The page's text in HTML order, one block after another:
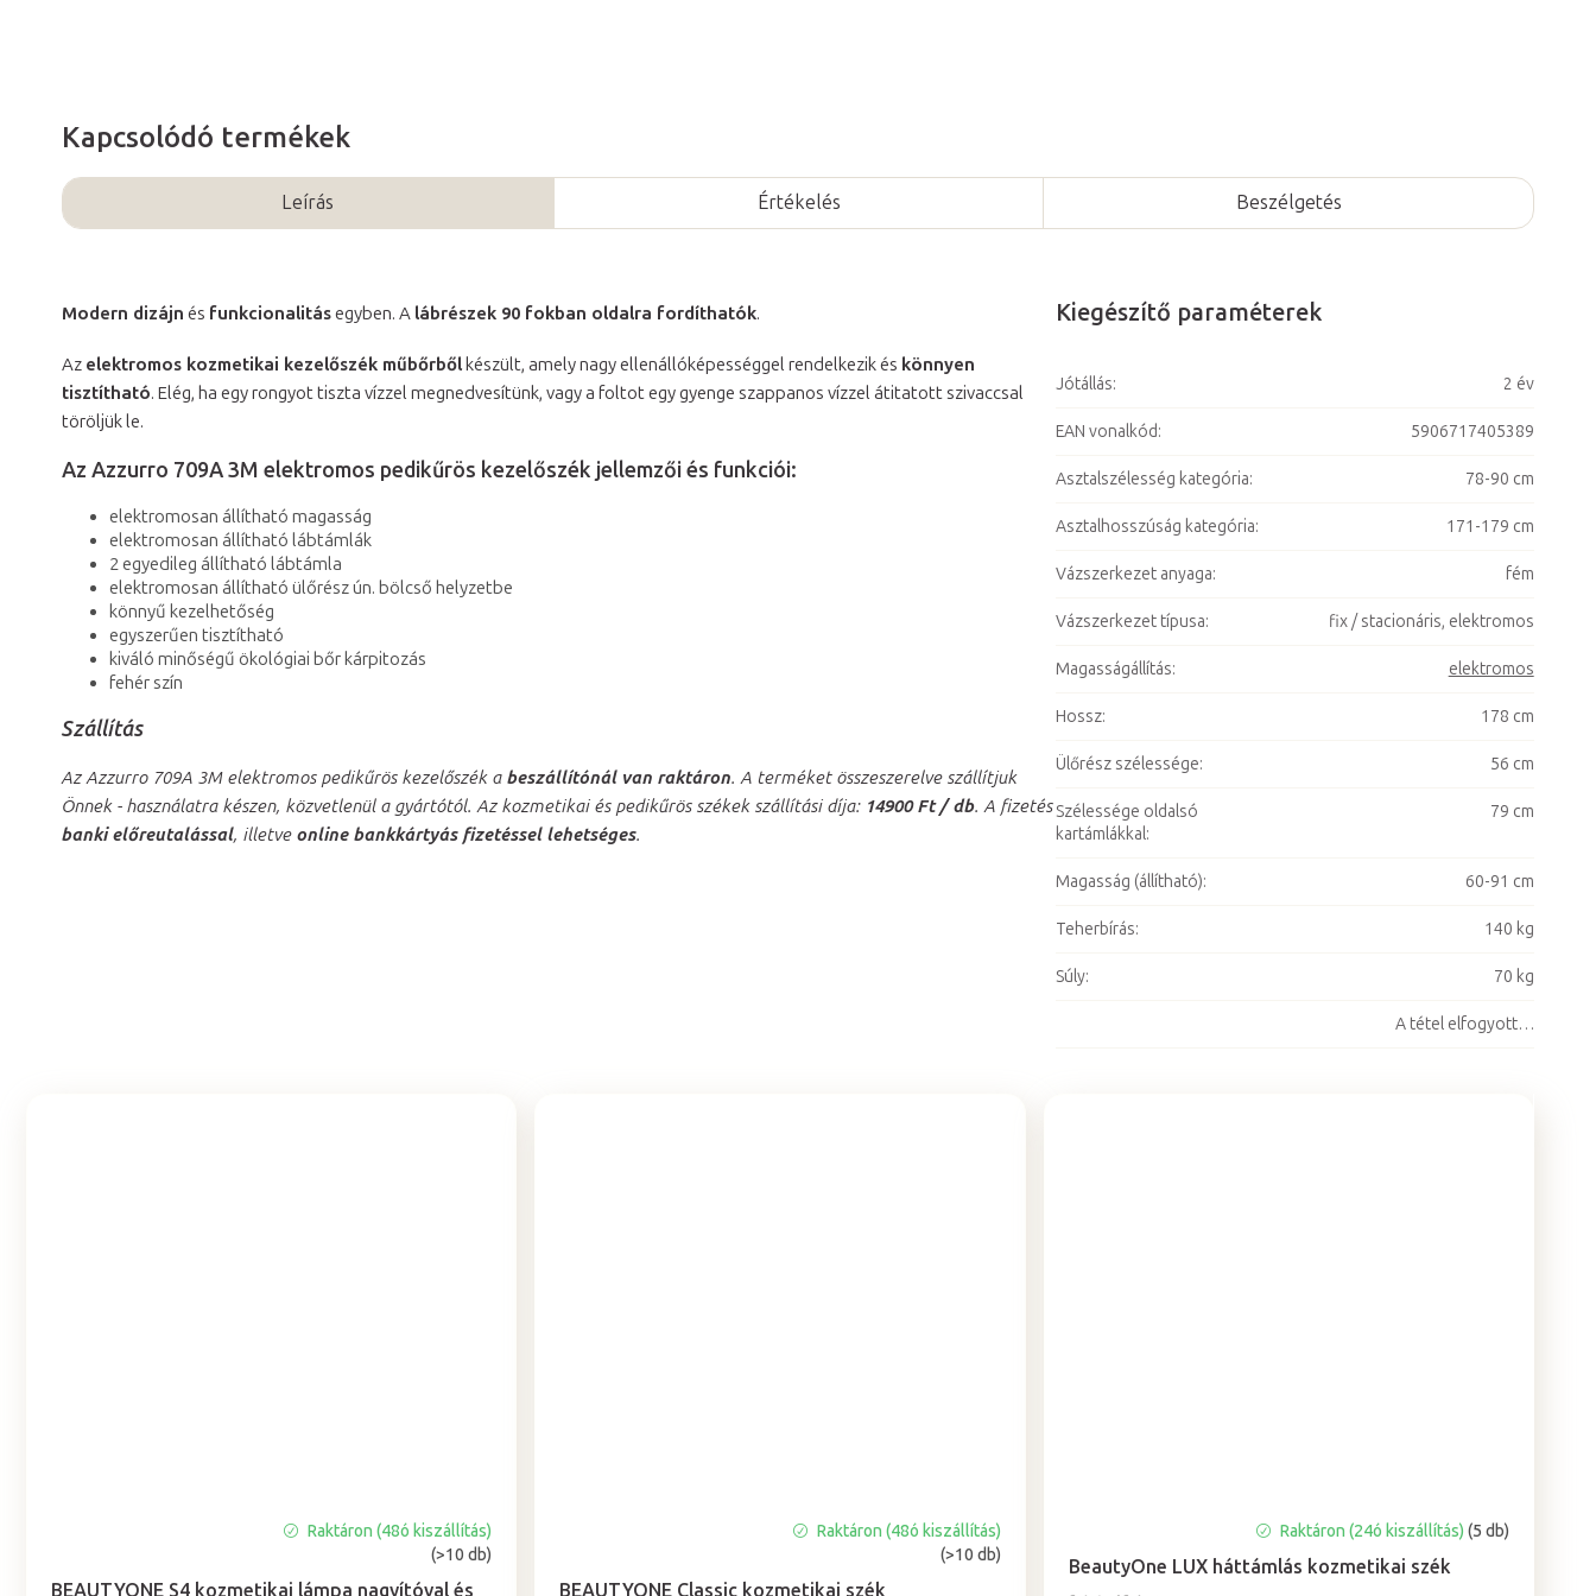
Kapcsolódó termékek
BEAUTYONE S4 kozmetikai lámpa nagyítóval és
átlagos
Raktáron (48ó kiszállítás)
(>10 db)
BEAUTYONE Classic kozmetikai szék
átlagos
Raktáron (48ó kiszállítás)
(>10 db)
BeautyOne LUX háttámlás kozmetikai szék
átlagos
Raktáron (24ó kiszállítás) (5 db)
Leírás Értékelés Beszélgetés
Modern dizájn és funkcionalitásegyben. A lábrészek 90 fokban oldalra fordíthatók.
Az elektromos kozmetikai kezelőszék műbőrből készült, amely nagy ellenállóképességgel rendelkezik és könnyen
tisztítható. Elég, ha egy rongyot tiszta vízzel megnedvesítünk, vagy a foltot egy gyenge szappanos vízzel átitatott szivaccsal
töröljük le.
Az Azzurro 709A 3M elektromos pedikűrös kezelőszék jellemzői és funkciói:
elektromosan állítható magasság
elektromosan állítható lábtámlák
2 egyedileg állítható lábtámla
elektromosan állítható ülőrész ún. bölcső helyzetbe
könnyű kezelhetőség
egyszerűen tisztítható
kiváló minőségű ökológiai bőr kárpitozás
fehér szín
Szállítás
Az Azzurro 709A 3M elektromos pedikűrös kezelőszék a beszállítónál van raktáron. A terméket összeszerelve szállítjuk
Önnek - használatra készen, közvetlenül a gyártótól. Az kozmetikai és pedikűrös székek szállítási díja: 14900 Ft / db. A fizetés
banki előreutalással, illetve online bankkártyás fizetéssel lehetséges.
Kiegészítő paraméterek
Jótállás: 2 év
EAN vonalkód: 5906717405389
Asztalszélesség kategória: 78-90 cm
Asztalhosszúság kategória: 171-179 cm
Vázszerkezet anyaga: fém
Vázszerkezet típusa: fix / stacionáris, elektromos
Magasságállítás: elektromos
Hossz: 178 cm
Ülőrész szélessége: 56 cm
Szélessége oldalsó
kartámlákkal:
79 cm
Magasság (állítható): 60-91 cm
Teherbírás: 140 kg
Súly: 70 kg
A tétel elfogyott…